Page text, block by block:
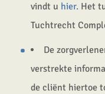
vindt u hier. Het
Tuchtrecht
De
verstrekte
de cliënt hiertoe